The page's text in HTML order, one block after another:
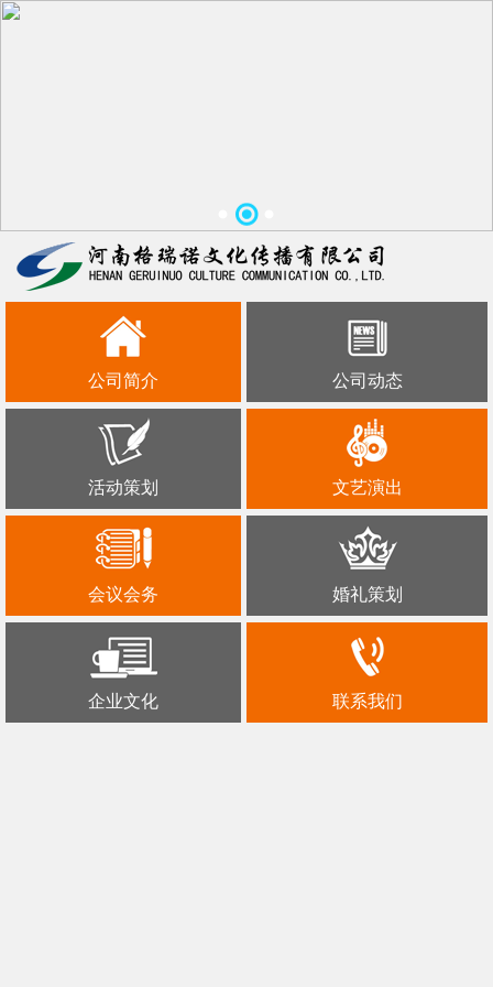
公司简介 公司动态
活动策划 文艺演出
会议会务 婚礼策划
企业文化 联系我们